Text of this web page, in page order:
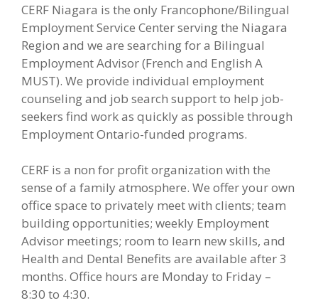
CERF Niagara is the only Francophone/Bilingual
Employment Service Center serving the Niagara
Region and we are searching for a Bilingual
Employment Advisor (French and English A
MUST). We provide individual employment
counseling and job search support to help job-
seekers find work as quickly as possible through
Employment Ontario-funded programs.
CERF is a non for profit organization with the
sense of a family atmosphere. We offer your own
office space to privately meet with clients; team
building opportunities; weekly Employment
Advisor meetings; room to learn new skills, and
Health and Dental Benefits are available after 3
months. Office hours are Monday to Friday –
8:30 to 4:30.